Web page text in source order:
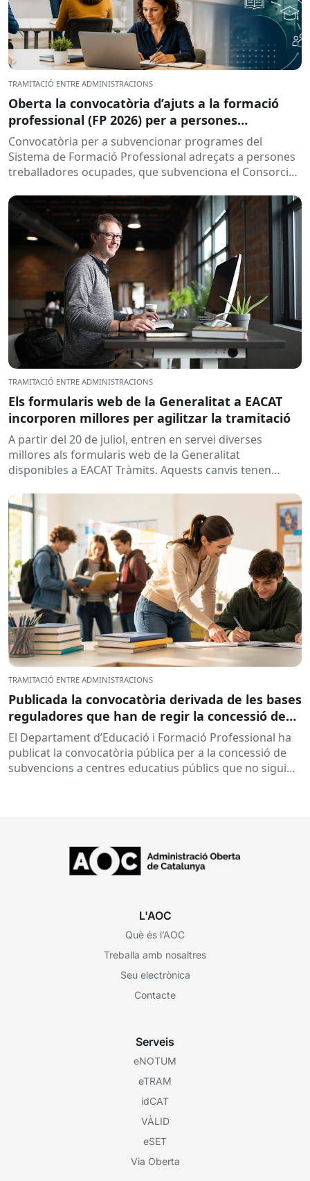
TRAMITACIÓ ENTRE ADMINISTRACIONS
Oberta la convocatòria d’ajuts a la formació
professional (FP 2026) per a persones
treballadores ocupades
Convocatòria per a subvencionar programes del
Sistema de Formació Professional adreçats a persones
treballadores ocupades, que subvenciona el Consorci
TRAMITACIÓ ENTRE ADMINISTRACIONS
Els formularis web de la Generalitat a EACAT
incorporen millores per agilitzar la tramitació
A partir del 20 de juliol, entren en servei diverses
millores als formularis web de la Generalitat
disponibles a EACAT Tràmits. Aquests canvis tenen
TRAMITACIÓ ENTRE ADMINISTRACIONS
Publicada la convocatòria derivada de les bases
reguladores que han de regir la concessió de
subvencions a centres educatius, per al
desenvolupament de programes de formació i
inserció, durant el curs 2026-2027
El Departament d’Educació i Formació Professional ha
publicat la convocatòria pública per a la concessió de
subvencions a centres educatius públics que no siguin
L'AOC
Què és l’AOC
Treballa amb nosaltres
Seu electrònica
Contacte
Serveis
eNOTUM
eTRAM
idCAT
VÀLID
eSET
Via Oberta